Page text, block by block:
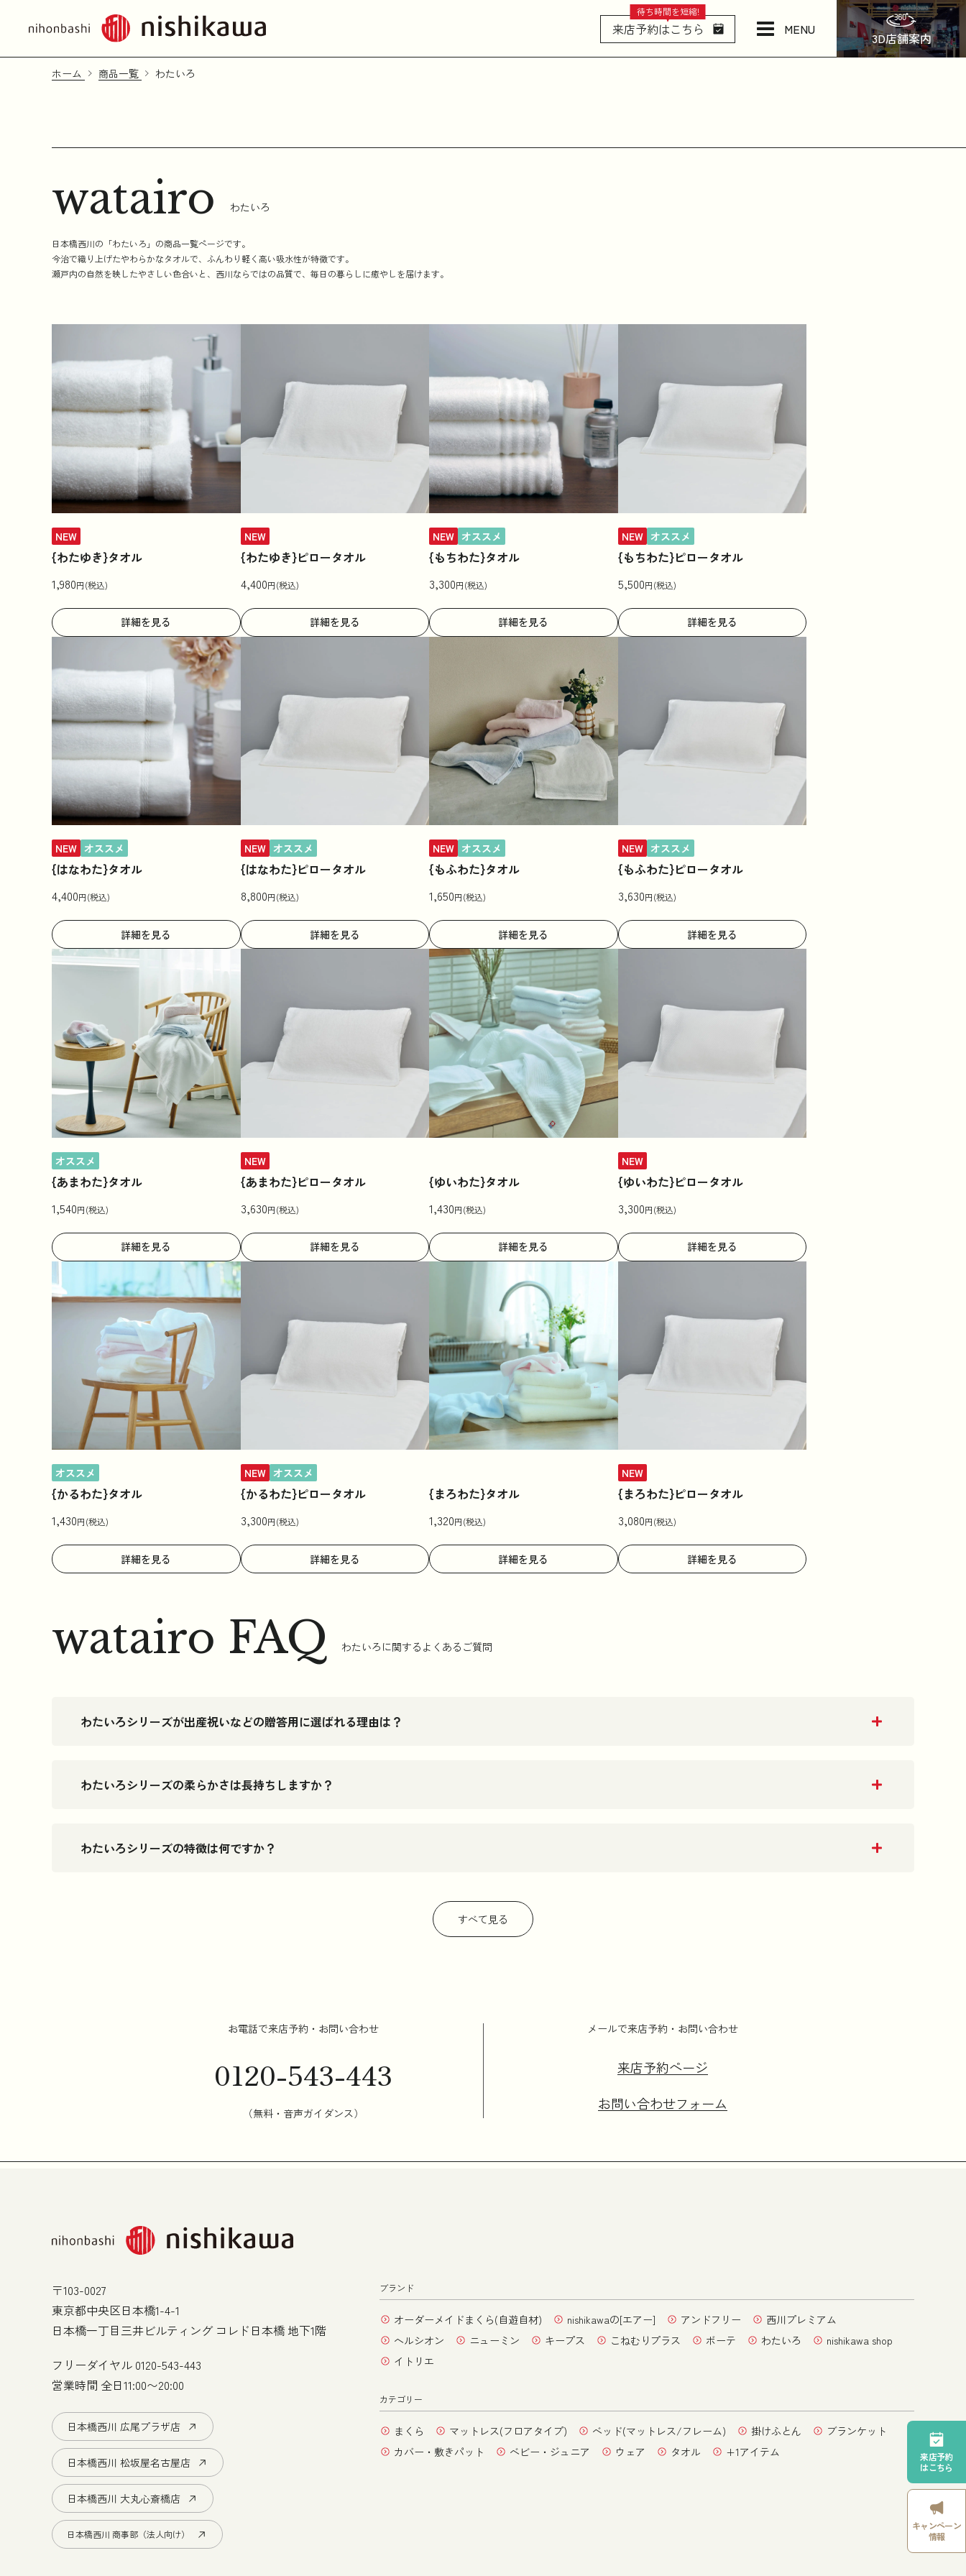
待ち時間を短縮!
来店予約はこちら MENU
3D店舗案内
法人のお客様はこちら
来店予約
はこちら
キャンペーン
情報
ホーム 商品一覧 わたいろ
watairo わたいろ
日本橋西川の「わたいろ」の商品一覧ページです。
今治で織り上げたやわらかなタオルで、ふんわり軽く高い吸水性が特徴です。
瀬戸内の自然を映したやさしい色合いと、西川ならではの品質で、毎日の暮らしに癒やしを届けます。
NEW
{わたゆき}タオル
1,980円(税込)
詳細を見る
NEW
{わたゆき}ピロータオル
4,400円(税込)
詳細を見る
NEW オススメ
{もちわた}タオル
3,300円(税込)
詳細を見る
NEW オススメ
{もちわた}ピロータオル
5,500円(税込)
詳細を見る
NEW オススメ
{はなわた}タオル
4,400円(税込)
詳細を見る
NEW オススメ
{はなわた}ピロータオル
8,800円(税込)
詳細を見る
NEW オススメ
{もふわた}タオル
1,650円(税込)
詳細を見る
NEW オススメ
{もふわた}ピロータオル
3,630円(税込)
詳細を見る
オススメ
{あまわた}タオル
1,540円(税込)
詳細を見る
NEW
{あまわた}ピロータオル
3,630円(税込)
詳細を見る
{ゆいわた}タオル
1,430円(税込)
詳細を見る
NEW
{ゆいわた}ピロータオル
3,300円(税込)
詳細を見る
オススメ
{かるわた}タオル
1,430円(税込)
詳細を見る
NEW オススメ
{かるわた}ピロータオル
3,300円(税込)
詳細を見る
{まろわた}タオル
1,320円(税込)
詳細を見る
NEW
{まろわた}ピロータオル
3,080円(税込)
詳細を見る
watairo FAQ わたいろに関するよくあるご質問
わたいろシリーズが出産祝いなどの贈答用に選ばれる理由は？
わたいろシリーズの柔らかさは長持ちしますか？
わたいろシリーズの特徴は何ですか？
すべて見る
お電話で来店予約・お問い合わせ
0120-543-443
（無料・音声ガイダンス）
メールで来店予約・お問い合わせ
来店予約ページ
お問い合わせフォーム
〒103-0027
東京都中央区日本橋1-4-1
日本橋一丁目三井ビルティング コレド日本橋 地下1階
フリーダイヤル 0120-543-443
営業時間 全日11:00〜20:00
日本橋西川 広尾プラザ店
日本橋西川 松坂屋名古屋店
日本橋西川 大丸心斎橋店
日本橋西川 商事部（法人向け）
ブランド
オーダーメイドまくら(自遊自材) nishikawaの[エアー] アンドフリー
西川プレミアム
ヘルシオン
ニューミン キープス こねむりプラス ボーテ わたいろ
nishikawa shop
イトリエ
カテゴリー
まくら マットレス(フロアタイプ) ベッド(マットレス/フレーム) 掛けふとん
ブランケット
カバー・敷きパット
ベビー・ジュニア ウェア タオル +1アイテム